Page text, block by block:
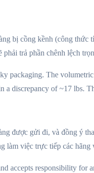
bị cồng kềnh (công
trả phần chênh lệch
packaging. The
a discrepancy of ~17 lbs.
được gửi đi, và đồng ý
làm việc trực tiếp các
accepts responsibility